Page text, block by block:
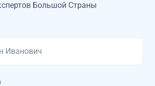
Большой Страны